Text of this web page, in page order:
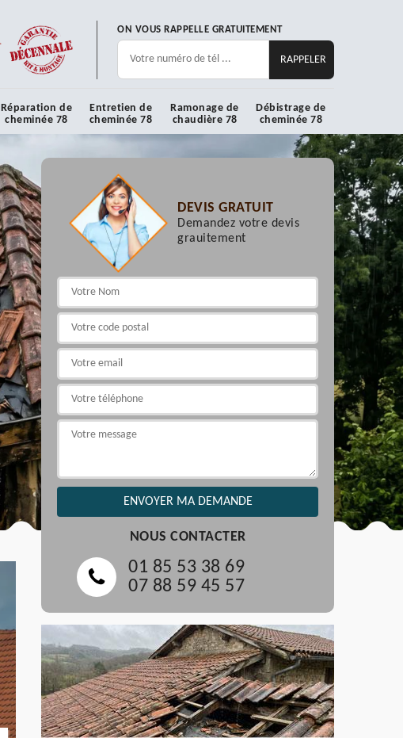
ON VOUS RAPPELLE GRATUITEMENT
Réparation de
cheminée 78
Entretien de
cheminée 78
Ramonage de
chaudière 78
Débistrage de
cheminée 78
DEVIS GRATUIT
Demandez votre devis
grauitement
NOUS CONTACTER
01 85 53 38 69
07 88 59 45 57